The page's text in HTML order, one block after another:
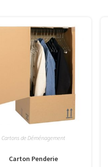
Cartons de Déménagement
Carton Penderie